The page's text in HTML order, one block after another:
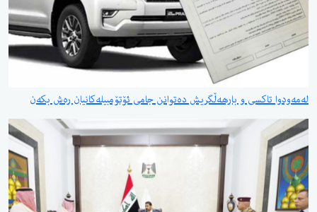
لەمەودوا تاکسی و بارهەڵگریش دەتوانن جامی ئۆتۆمبیلەکانیان رەش بکەن